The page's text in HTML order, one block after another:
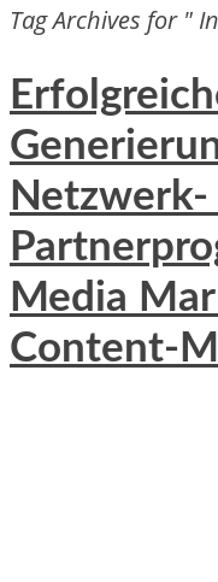
Tag Archives for "
Netzwerk-
Media
Content-